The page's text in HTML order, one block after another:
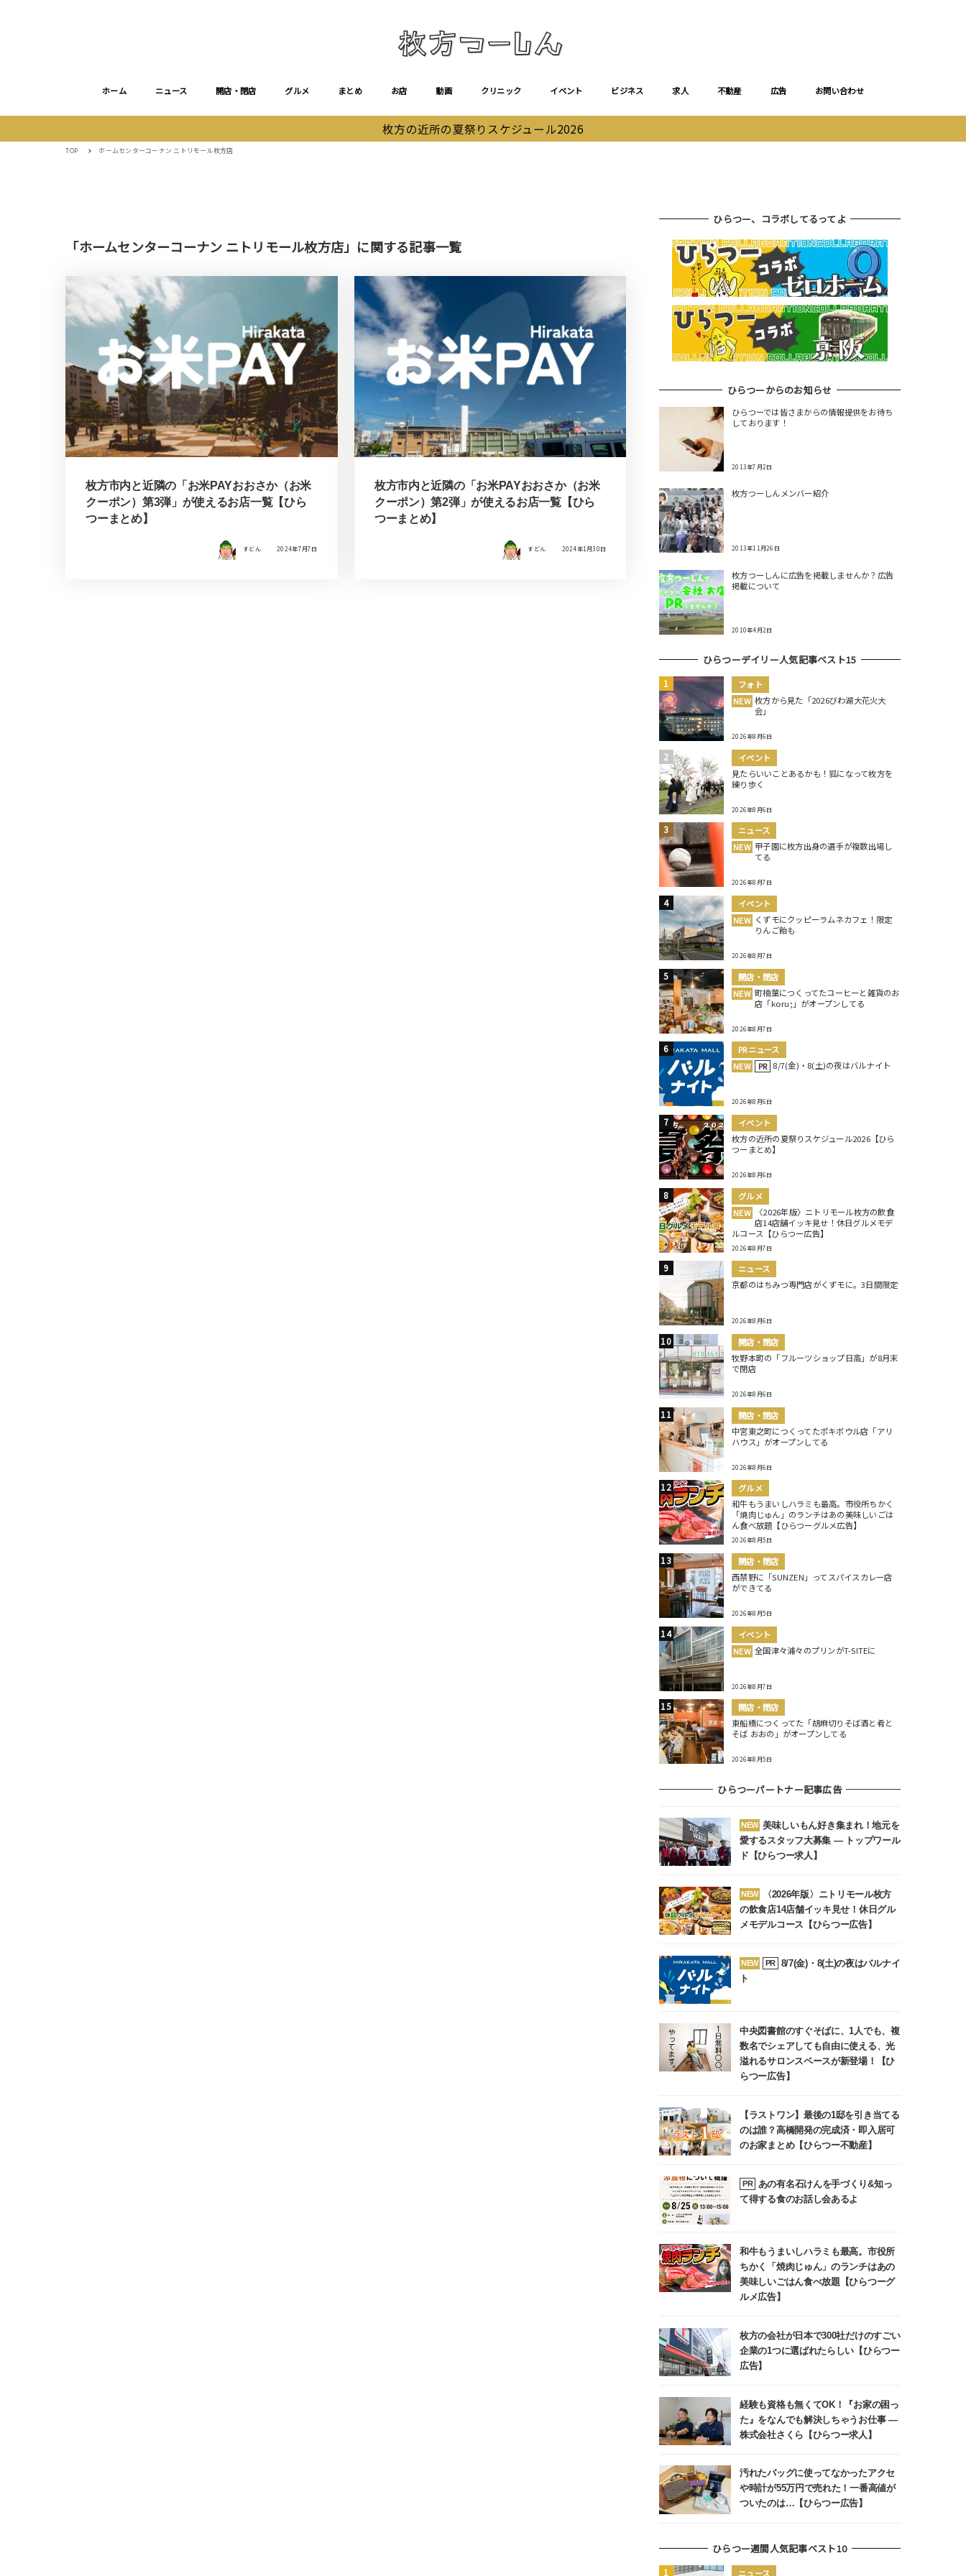
ホーム ニュース 開店・閉店 グルメ まとめ お店 動画 クリニック イベント ビジネス 求人 不動産 広告 お問い合わせ
枚方の近所の夏祭りスケジュール2026
TOP ホームセンターコーナン ニトリモール枚方店
「ホームセンターコーナン ニトリモール枚方店」に関する記事一覧
枚方市内と近隣の「お米PAYおおさか（お米
クーポン）第3弾」が使えるお店一覧【ひら
つーまとめ】
すどん 2024年7月7日
枚方市内と近隣の「お米PAYおおさか（お米
クーポン）第2弾」が使えるお店一覧【ひら
つーまとめ】
すどん 2024年1月30日
ひらつー、コラボしてるってよ
ひらつーからのお知らせ
ひらつーでは皆さまからの情報提供をお待ち
しております！
2013年7月2日
枚方つーしんメンバー紹介
2013年11月26日
枚方つーしんに広告を掲載しませんか？広告
掲載について
2010年4月2日
ひらつーデイリー人気記事ベスト15
フォト
NEW 枚方から見た「2026びわ湖大花火大
会」
2026年8月6日
イベント
見たらいいことあるかも！狐になって枚方を
練り歩く
2026年8月6日
ニュース
NEW 甲子園に枚方出身の選手が複数出場し
てる
2026年8月7日
イベント
NEW くずモにクッピーラムネカフェ！限定
りんご飴も
2026年8月7日
開店・閉店
NEW 町楠葉につくってたコーヒーと雑貨のお
店「koru;」がオープンしてる
2026年8月7日
PRニュース
NEW
PR 8/7(金)・8(土)の夜はバルナイト
2026年8月6日
イベント
枚方の近所の夏祭りスケジュール2026【ひら
つーまとめ】
2026年8月6日
グルメ
NEW
〈2026年版〉ニトリモール枚方の飲食
店14店舗イッキ見せ！休日グルメモデ
ルコース【ひらつー広告】
2026年8月7日
ニュース
京都のはちみつ専門店がくずモに。3日間限定
2026年8月6日
開店・閉店
牧野本町の「フルーツショップ日高」が8月末
で閉店
2026年8月6日
開店・閉店
中宮東之町につくってたポキボウル店「アリ
ハウス」がオープンしてる
2026年8月6日
グルメ
和牛もうまいしハラミも最高。市役所ちかく
「焼肉じゅん」のランチはあの美味しいごは
ん食べ放題【ひらつーグルメ広告】
2026年8月5日
開店・閉店
西禁野に「SUNZEN」ってスパイスカレー店
ができてる
2026年8月5日
イベント
NEW 全国津々浦々のプリンがT-SITEに
2026年8月7日
開店・閉店
東船橋につくってた「胡麻切りそば酒と肴と
そば おおの」がオープンしてる
2026年8月5日
ひらつーパートナー記事広告
NEW 美味しいもん好き集まれ！地元を
愛するスタッフ大募集 ― トップワール
ド【ひらつー求人】
NEW
〈2026年版〉ニトリモール枚方
の飲食店14店舗イッキ見せ！休日グル
メモデルコース【ひらつー広告】
NEW PR
8/7(金)・8(土)の夜はバルナイ
ト
中央図書館のすぐそばに、1人でも、複
数名でシェアしても自由に使える、光
溢れるサロンスペースが新登場！【ひ
らつー広告】
【ラストワン】最後の1邸を引き当てる
のは誰？高橋開発の完成済・即入居可
のお家まとめ【ひらつー不動産】
PR
あの有名石けんを手づくり&知っ
て得する食のお話し会あるよ
和牛もうまいしハラミも最高。市役所
ちかく「焼肉じゅん」のランチはあの
美味しいごはん食べ放題【ひらつーグ
ルメ広告】
枚方の会社が日本で300社だけのすごい
企業の1つに選ばれたらしい【ひらつー
広告】
経験も資格も無くてOK！『お家の困っ
た』をなんでも解決しちゃうお仕事 ―
株式会社さくら【ひらつー求人】
汚れたバッグに使ってなかったアクセ
や時計が55万円で売れた！一番高値が
ついたのは…【ひらつー広告】
ひらつー週間人気記事ベスト10
ニュース